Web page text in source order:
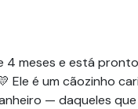
4 meses e está
Ele é um cãozinho
— daqueles